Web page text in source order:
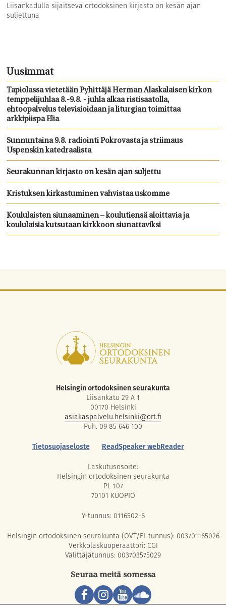
Liisankadulla sijaitseva ortodoksinen kirjasto on kesän ajan
suljettuna
Uusimmat
Tapiolassa vietetään Pyhittäjä Herman Alaskalaisen kirkon
temppelijuhlaa 8.-9.8. - juhla alkaa ristisaatolla,
ehtoopalvelus televisioidaan ja liturgian toimittaa
arkkipiispa Elia
Sunnuntaina 9.8. radiointi Pokrovasta ja striimaus
Uspenskin katedraalista
Seurakunnan kirjasto on kesän ajan suljettu
Kristuksen kirkastuminen vahvistaa uskomme
Koululaisten siunaaminen – koulutiensä aloittavia ja
koululaisia kutsutaan kirkkoon siunattaviksi
Helsingin ortodoksinen seurakunta
Liisankatu 29 A 1
00170 Helsinki
asiakaspalvelu.helsinki@ort.fi
Puh. 09 85 646 100
Tietosuojaseloste
ReadSpeaker webReader
Laskutusosoite:
Helsingin ortodoksinen seurakunta
PL 107
70101 KUOPIO
Y-tunnus: 0116502-6
Helsingin ortodoksinen seurakunta (OVT/FI-tunnus): 003701165026
Verkkolaskuoperaattori: CGI
Välittäjätunnus: 003703575029
Seuraa meitä somessa